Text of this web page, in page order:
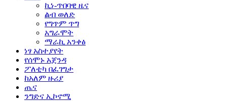
ኪነ-ጥበባዊ ዜና
ልብ ወለድ
የግጥም ጥግ
አግራሞት
ማራኪ አንቀፅ
ነፃ አስተያየት
የሰሞኑ አጀንዳ
ፖለቲካ በፈገግታ
ከአለም ዙሪያ
ጤና
ንግድና ኢኮኖሚ